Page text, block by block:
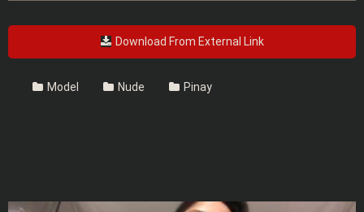
Download From External Link
Model Nude Pinay